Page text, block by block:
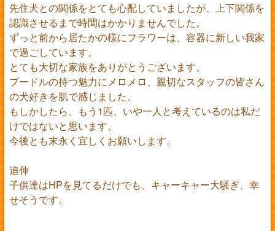
先住犬との関係をとても心配していましたが、上下関係を
認識させるまで時間はかかりませんでした。
ずっと前から居たかの様にフラワーは、容器に新しい我家
で過ごしています。
とても大切な家族をありがとうございます。
プードルの持つ魅力にメロメロ、親切なスタッフの皆さん
の犬好きを肌で感じました。
もしかしたら、もう1匹、いや一人と考えているのは私だ
けではないと思います。
今後とも末永く宜しくお願いします。
追伸
子供達はHPを見てるだけでも、キャーキャー大騒ぎ、幸
せそうです。